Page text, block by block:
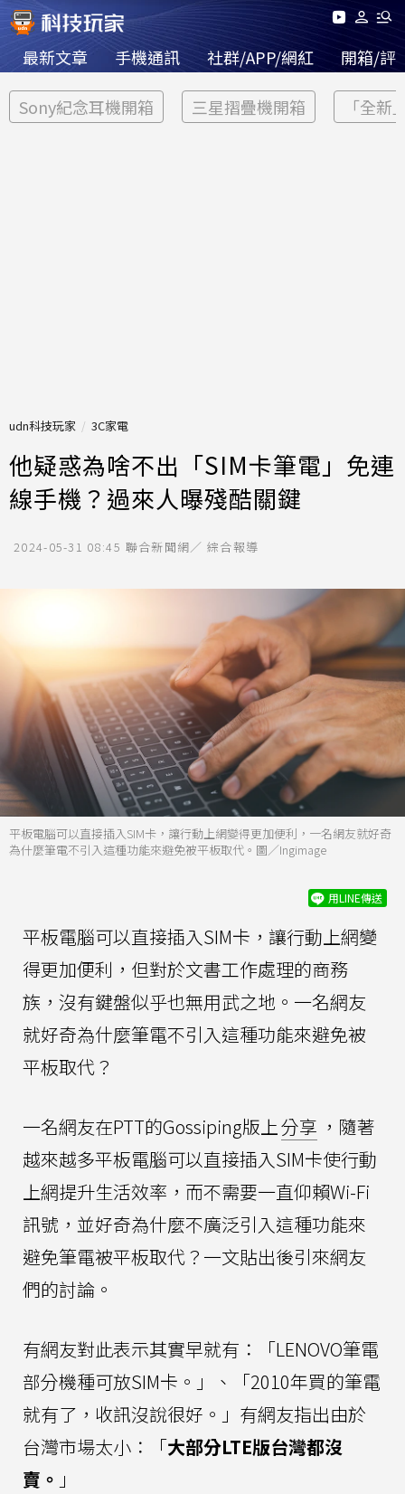
最新文章 手機通訊 社群/APP/網紅 開箱/評
Sony紀念耳機開箱 三星摺疊機開箱 「全新
udn科技玩家 3C家電
他疑惑為啥不出「SIM卡筆電」免連
線手機？過來人曝殘酷關鍵
2024-05-31 08:45 聯合新聞網／ 綜合報導
平板電腦可以直接插入SIM卡，讓行動上網變得更加便利，一名網友就好奇
為什麼筆電不引入這種功能來避免被平板取代。圖／Ingimage
用LINE傳送
平板電腦可以直接插入SIM卡，讓行動上網變
得更加便利，但對於文書工作處理的商務
族，沒有鍵盤似乎也無用武之地。一名網友
就好奇為什麼筆電不引入這種功能來避免被
平板取代？
一名網友在PTT的Gossiping版上分享 ，隨著
越來越多平板電腦可以直接插入SIM卡使行動
上網提升生活效率，而不需要一直仰賴Wi-Fi
訊號，並好奇為什麼不廣泛引入這種功能來
避免筆電被平板取代？一文貼出後引來網友
們的討論。
有網友對此表示其實早就有：「LENOVO筆電
部分機種可放SIM卡。」、「2010年買的筆電
就有了，收訊沒說很好。」有網友指出由於
台灣市場太小：「大部分LTE版台灣都沒
賣。 」